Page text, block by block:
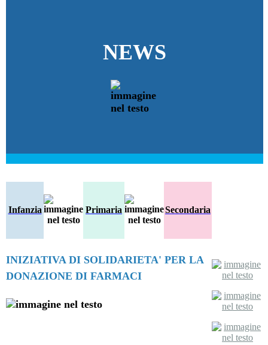
NEWS
Infanzia Primaria Secondaria
INIZIATIVA DI SOLIDARIETA' PER LA
DONAZIONE DI FARMACI